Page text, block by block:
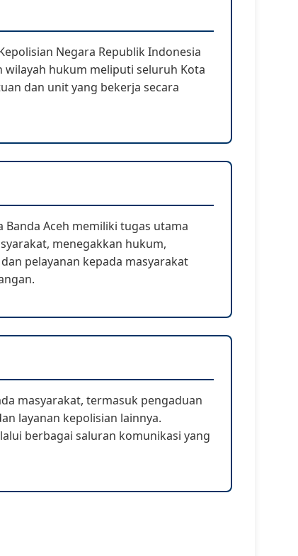
Negara Republik Indonesia
wilayah hukum meliputi seluruh Kota
dan unit yang bekerja secara
Aceh memiliki tugas utama
menegakkan hukum,
pelayanan kepada masyarakat
masyarakat, termasuk pengaduan
layanan kepolisian lainnya.
berbagai saluran komunikasi yang